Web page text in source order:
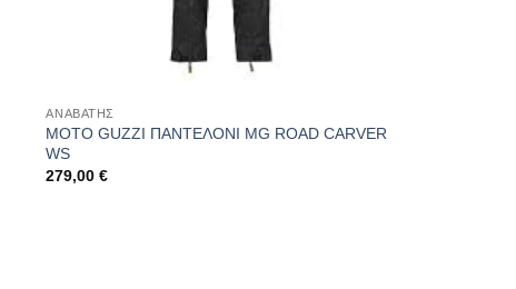
ΑΝΑΒΑΤΗΣ
MOTO GUZZI ΠΑΝΤΕΛΟΝΙ MG ROAD CARVER
WS
279,00€